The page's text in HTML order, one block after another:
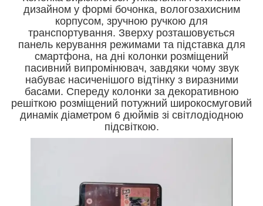
дизайном у формі бочонка, вологозахисним
корпусом, зручною ручкою для
транспортування. Зверху розташовується
панель керування режимами та підставка для
смартфона, на дні колонки розміщений
пасивний випромінювач, завдяки чому звук
набуває насиченішого відтінку з виразними
басами. Спереду колонки за декоративною
решіткою розміщений потужний широкосмуговий
динамік діаметром 6 дюймів зі світлодіодною
підсвіткою.